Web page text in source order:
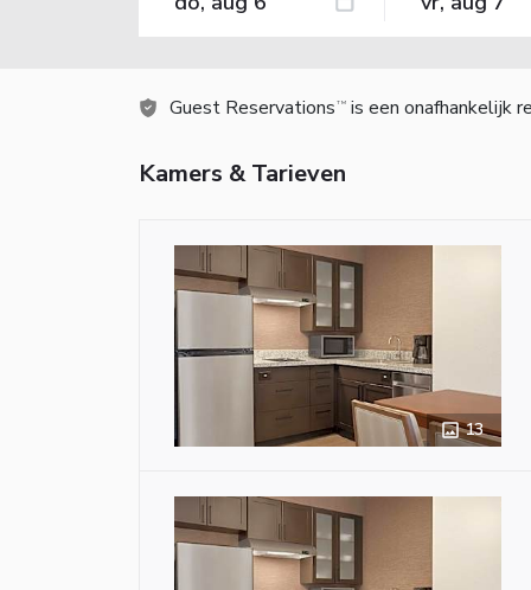
Guest Reservations TM is een onafhankelijk
Kamers & Tarieven
13